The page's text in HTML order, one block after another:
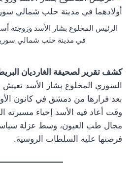
الرئيس المخلوع بشار الأسد وزوجته
في مدينة حلب شمالي سوريا
كشف تقرير لصحيفة الغارديان
السوري المخلوع بشار الأسد تعيش
وقت أعاد فيه الأسد إحياء مسيرته
مجال طب العيون، وسط عزلة
فرضتها عليه السلطات الروسية.